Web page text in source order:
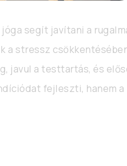
segít javítani a
stressz
javul a testtartás, és
fejleszti, hanem